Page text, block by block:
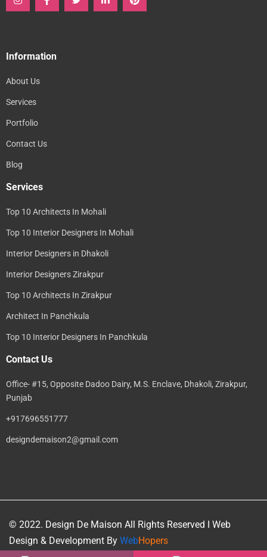
Information
About Us
Services
Portfolio
Contact Us
Blog
Services
Top 10 Architects In Mohali
Top 10 Interior Designers In Mohali
Interior Designers in Dhakoli
Interior Designers Zirakpur
Top 10 Architects In Zirakpur
Architect In Panchkula
Top 10 Interior Designers In Panchkula
Contact Us
Office- #15, Opposite Dadoo Dairy, M.S. Enclave, Dhakoli, Zirakpur,
Punjab
+917696551777
designdemaison2@gmail.com
© 2022. Design De Maison All Rights Reserved I Web
Design & Development By WebHopers